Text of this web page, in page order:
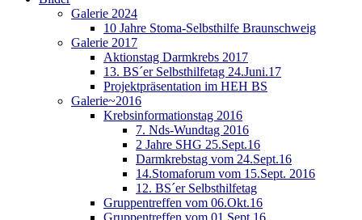
Galerie 2024
10 Jahre Stoma-Selbsthilfe Braunschweig
Galerie 2017
Aktionstag Darmkrebs 2017
13. BS´er Selbsthilfetag 24.Juni.17
Projektpräsentation im HEH BS
Galerie~2016
Krebsinformationstag 2016
7. Nds-Wundtag 2016
2 Jahre SHG 25.Sept.16
Darmkrebstag vom 24.Sept.16
14.Stomaforum vom 15.Sept. 2016
12. BS´er Selbsthilfetag
Gruppentreffen vom 06.Okt.16
Gruppentreffen vom 01.Sept.16